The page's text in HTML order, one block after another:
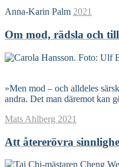
Anna-Karin Palm 2021
Om mod, rädsla och
»Men mod – och alldeles
andra. Det man däremot kan
Mats Ahlberg 2021
Att återerövra